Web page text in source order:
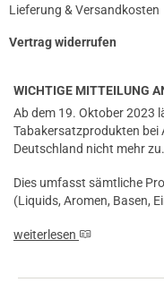
Lieferung & Versandkosten
Vertrag widerrufen
WICHTIGE MITTEILUNG
Ab dem 19. Oktober 2023
Tabakersatzprodukten bei
Deutschland nicht mehr zu.
Dies umfasst sämtliche
(Liquids, Aromen, Basen,
weiterlesen